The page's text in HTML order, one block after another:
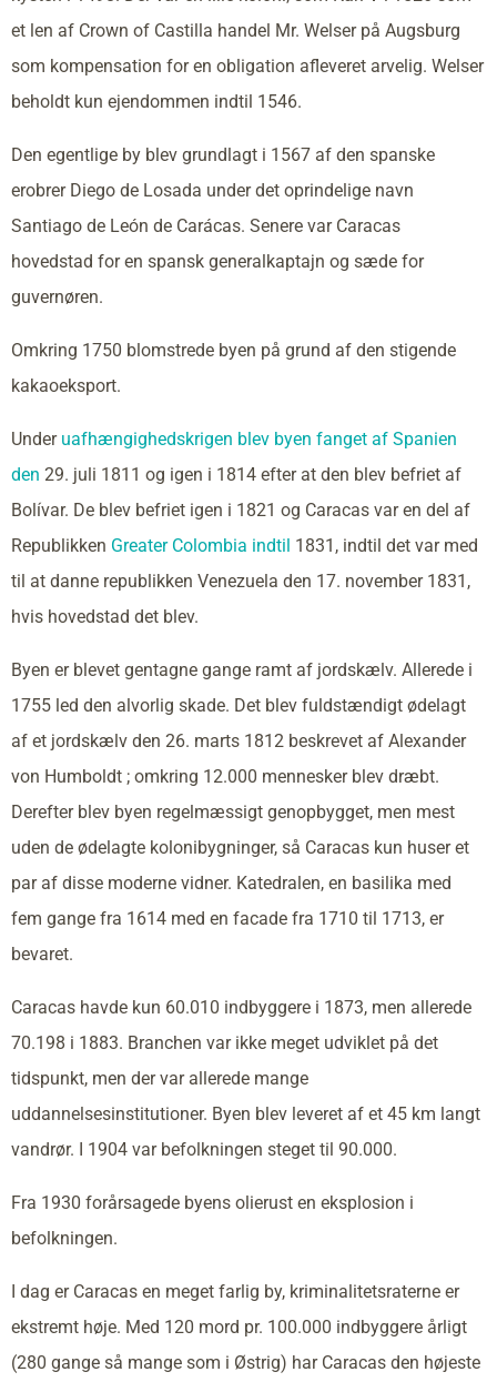
et len af Crown of Castilla handel Mr. Welser på Augsburg
som kompensation for en obligation afleveret arvelig. Welser
beholdt kun ejendommen indtil 1546.
Den egentlige by blev grundlagt i 1567 af den spanske
erobrer Diego de Losada under det oprindelige navn
Santiago de León de Carácas. Senere var Caracas
hovedstad for en spansk generalkaptajn og sæde for
guvernøren.
Omkring 1750 blomstrede byen på grund af den stigende
kakaoeksport.
Under uafhængighedskrigen blev byen fanget af Spanien
den 29. juli 1811 og igen i 1814 efter at den blev befriet af
Bolívar. De blev befriet igen i 1821 og Caracas var en del af
Republikken Greater Colombia indtil 1831, indtil det var med
til at danne republikken Venezuela den 17. november 1831,
hvis hovedstad det blev.
Byen er blevet gentagne gange ramt af jordskælv. Allerede i
1755 led den alvorlig skade. Det blev fuldstændigt ødelagt
af et jordskælv den 26. marts 1812 beskrevet af Alexander
von Humboldt ; omkring 12.000 mennesker blev dræbt.
Derefter blev byen regelmæssigt genopbygget, men mest
uden de ødelagte kolonibygninger, så Caracas kun huser et
par af disse moderne vidner. Katedralen, en basilika med
fem gange fra 1614 med en facade fra 1710 til 1713, er
bevaret.
Caracas havde kun 60.010 indbyggere i 1873, men allerede
70.198 i 1883. Branchen var ikke meget udviklet på det
tidspunkt, men der var allerede mange
uddannelsesinstitutioner. Byen blev leveret af et 45 km langt
vandrør. I 1904 var befolkningen steget til 90.000.
Fra 1930 forårsagede byens olierust en eksplosion i
befolkningen.
I dag er Caracas en meget farlig by, kriminalitetsraterne er
ekstremt høje. Med 120 mord pr. 100.000 indbyggere årligt
(280 gange så mange som i Østrig) har Caracas den højeste